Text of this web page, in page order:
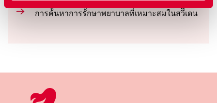
การค้้นหาการรัักษาพยาบาลที่่เหมาะสมในสวีีเดน